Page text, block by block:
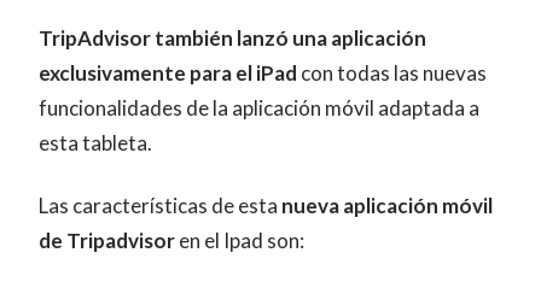
TripAdvisor también lanzó una aplicación
exclusivamente para el iPad con todas las nuevas
funcionalidades de la aplicación móvil adaptada a
esta tableta.
Las características de esta nueva aplicación móvil
de Tripadvisoren el Ipad son: